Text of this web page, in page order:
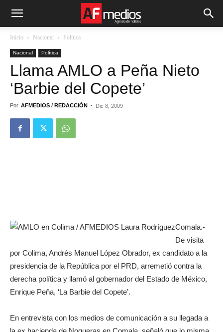
Inicio Nacional Política
Nacional Política
Llama AMLO a Peña Nieto
‘Barbie del Copete’
Por AFMEDIOS / REDACCIÓN - Dic 8, 2009
Comala.-
De visita
por Colima, Andrés Manuel López Obrador, ex candidato a la
presidencia de la República por el PRD, arremetió contra la
derecha política y llamó al gobernador del Estado de México,
Enrique Peña, ‘La Barbie del Copete’.
En entrevista con los medios de comunicación a su llegada a